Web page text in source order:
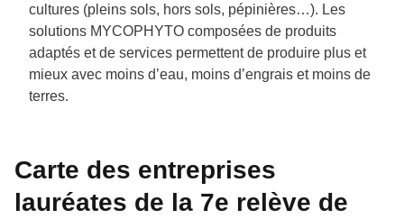
cultures (pleins sols, hors sols, pépinières…). Les
solutions MYCOPHYTO composées de produits
adaptés et de services permettent de produire plus et
mieux avec moins d’eau, moins d’engrais et moins de
terres.
Carte des entreprises
lauréates de la 7e relève de